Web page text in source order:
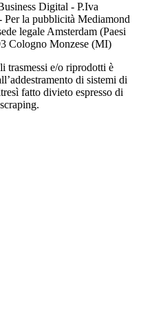
Digital - P.Iva
la pubblicità Mediamond
legale Amsterdam (Paesi
Cologno Monzese (MI)
trasmessi e/o riprodotti è
di sistemi di
fatto divieto espresso di